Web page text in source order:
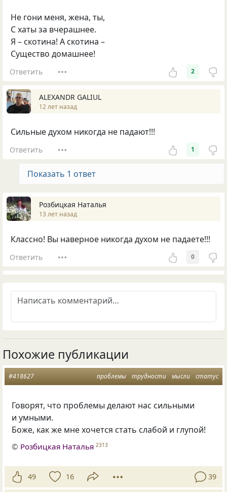
Не гони меня, жена, ты,
С хаты за вчерашнее.
Я – скотина! А скотина –
Существо домашнее!
Ответить 2
ALEXANDR GALIUL
12 лет назад
Сильные духом никогда не падают!!!
Ответить 1
Показать 1 ответ
Розбицкая Наталья
13 лет назад
Классно! Вы наверное никогда духом не падаете!!!
Ответить 0
Похожие публикации
проблемы трудности мысли статус
#418627
Говорят, что проблемы делают нас сильными
и умными.
Боже, как же мне хочется стать слабой и глупой!
© Розбицкая Наталья 2313
49 16 39